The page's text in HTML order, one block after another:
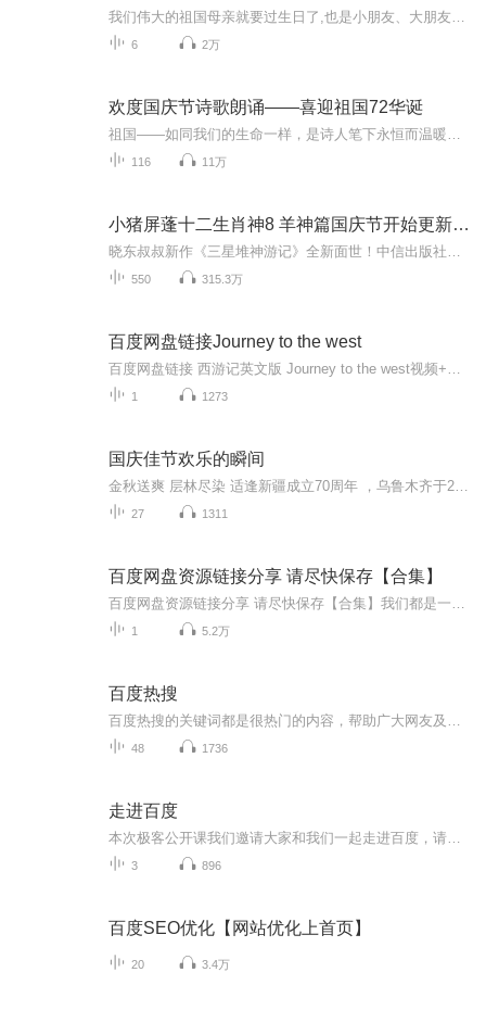
6 2万
欢度国庆节诗歌朗诵——喜迎祖国72华诞
116 11万
小猪屏蓬十二生肖神8 羊神篇国庆节开始更新啦！
550 315.3万
百度网盘链接Journey to the west
1 1273
国庆佳节欢乐的瞬间
27 1311
百度网盘资源链接分享 请尽快保存【合集】
1 5.2万
百度热搜
48 1736
走进百度
3 896
百度SEO优化【网站优化上首页】
20 3.4万